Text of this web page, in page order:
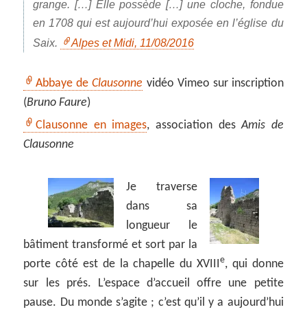
grange. […] Elle possède […] une cloche, fondue
en 1708 qui est aujourd’hui exposée en l’église du
Saix.
Alpes et Midi, 11/08/2016
Abbaye deClausonne vidéo Vimeo sur inscription
(Bruno Faure)
Clausonne en images, association desAmis de
Clausonne
Je traverse
dans sa
longueur le
bâtiment transformé et sort par la
porte côté est de la chapelle du XVIIIe, qui donne
sur les prés. L’espace d’accueil offre une petite
pause. Du monde s’agite ; c’est qu’il y a aujourd’hui